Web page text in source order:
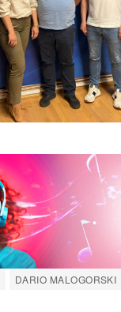
DARIO MALOGORSKI